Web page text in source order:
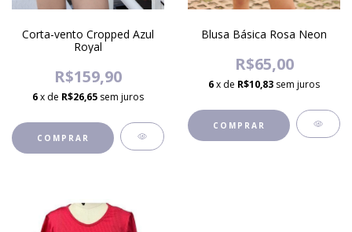
Corta-vento Cropped Azul
Royal
R$159,90
6x de R$26,65 sem juros
COMPRAR
Blusa Básica Rosa Neon
R$65,00
6x de R$10,83 sem juros
COMPRAR